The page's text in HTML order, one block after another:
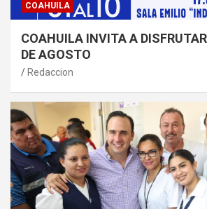
COAHUILA
COAHUILA INVITA A
DE AGOSTO
Redaccion